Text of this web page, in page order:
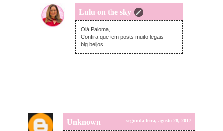
Lulu on the sky
segunda-feira, agosto 28, 2017
Olá Paloma,
Confira que tem posts muito legais
big beijos
Unknown segunda-feira, agosto 28, 2017